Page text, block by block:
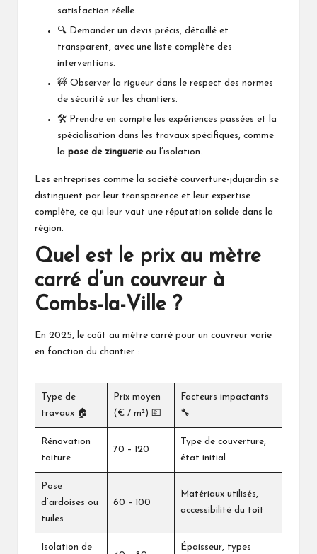
satisfaction réelle.
🔍 Demander un devis précis, détaillé et
transparent, avec une liste complète des
interventions.
🚧 Observer la rigueur dans le respect des normes
de sécurité sur les chantiers.
🛠️ Prendre en compte les expériences passées et la
spécialisation dans les travaux spécifiques, comme
la pose de zinguerieou l’isolation.
Les entreprises comme la société couverture-jdujardin se
distinguent par leur transparence et leur expertise
complète, ce qui leur vaut une réputation solide dans la
région.
Quel est le prix au mètre
carré d’un couvreur à
Combs-la-Ville ?
En 2025, le coût au mètre carré pour un couvreur varie
en fonction du chantier :
Type de
travaux 🏠
Prix moyen
(€ / m²) 💶
Facteurs impactants
🔧
Rénovation
toiture
70 – 120
Type de couverture,
état initial
Pose
d’ardoises ou
tuiles
60 – 100
Matériaux utilisés,
accessibilité du toit
Isolation de
Épaisseur, types